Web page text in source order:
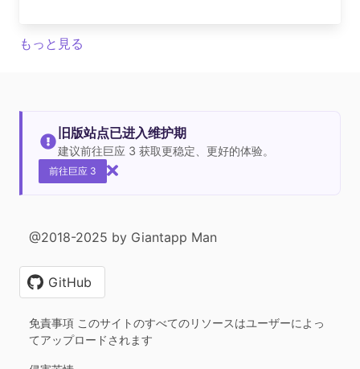
もっと見る
旧版站点已进入维护期
建议前往巨应 3 获取更稳定、更好的体验。
前往巨应 3
@2018-2025 by Giantapp Man
GitHub
免責事項 このサイトのすべてのリソースはユーザーによっ
てアップロードされます